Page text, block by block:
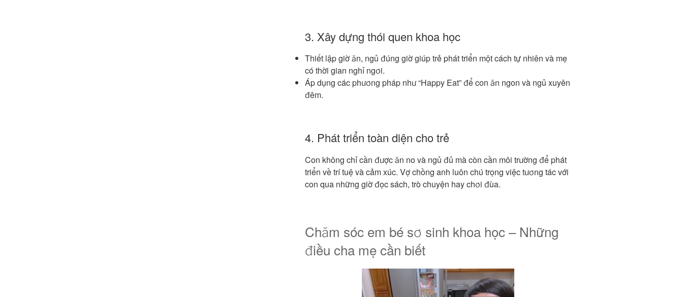
3. Xây dựng thói quen khoa học
Thiết lập giờ ăn, ngủ đúng giờ giúp trẻ phát triển một cách tự nhiên và mẹ
có thời gian nghỉ ngơi.
Áp dụng các phương pháp như “Happy Eat” để con ăn ngon và ngủ xuyên
đêm.
4. Phát triển toàn diện cho trẻ
Con không chỉ cần được ăn no và ngủ đủ mà còn cần môi trường để phát
triển về trí tuệ và cảm xúc. Vợ chồng anh luôn chú trọng việc tương tác với
con qua những giờ đọc sách, trò chuyện hay chơi đùa.
Chăm sóc em bé sơ sinh khoa học – Những
điều cha mẹ cần biết